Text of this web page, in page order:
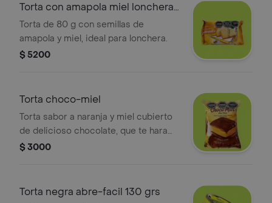
Torta con amapola miel lonchera
80 gr
Torta de 80 g con semillas de
amapola y miel, ideal para lonchera.
$ 5200
Torta choco-miel
Torta sabor a naranja y miel cubierto
de delicioso chocolate, que te hara
agua la boca.
$ 3000
Torta negra abre-facil 130 grs